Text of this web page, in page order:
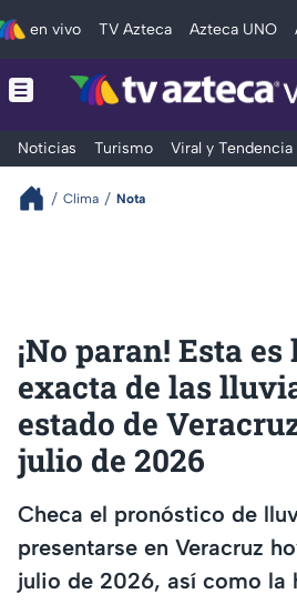
en vivo TV Azteca Azteca UNO
Noticias Turismo Viral y Tendencia
Clima Nota
¡No paran! Esta
exacta de las
estado de
julio de 2026
Checa el pronóstico de
presentarse en Veracruz
julio de 2026, así como la